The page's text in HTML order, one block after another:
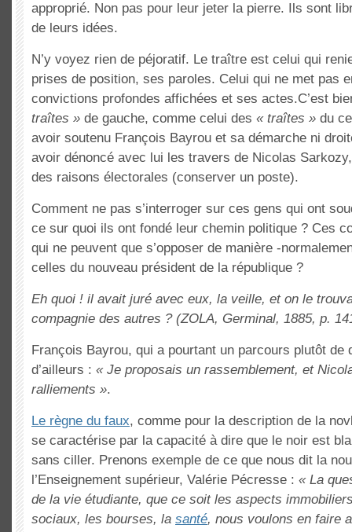
approprié. Non pas pour leur jeter la pierre. Ils sont
de leurs idées.
N’y voyez rien de péjoratif. Le traître est celui qui
prises de position, ses paroles. Celui qui ne met pas
convictions profondes affichées et ses actes.C’est
traîtes » de gauche, comme celui des « traîtes » du
avoir soutenu François Bayrou et sa démarche ni
avoir dénoncé avec lui les travers de Nicolas
des raisons électorales (conserver un poste).
Comment ne pas s’interroger sur ces gens qui ont
ce sur quoi ils ont fondé leur chemin politique ? Ces
qui ne peuvent que s’opposer de manière -
celles du nouveau président de la république ?
Eh quoi ! il avait juré avec eux, la veille, et on le
compagnie des autres ? (ZOLA, Germinal, 1885, p.
François Bayrou, qui a pourtant un parcours plutôt de
d’ailleurs : « Je proposais un rassemblement, et
ralliements ».
Le règne du faux, comme pour la description de la
se caractérise par la capacité à dire que le noir est
sans ciller. Prenons exemple de ce que nous dit la
l’Enseignement supérieur, Valérie Pécresse : « La
de la vie étudiante, que ce soit les aspects
sociaux, les bourses, la santé, nous voulons en faire